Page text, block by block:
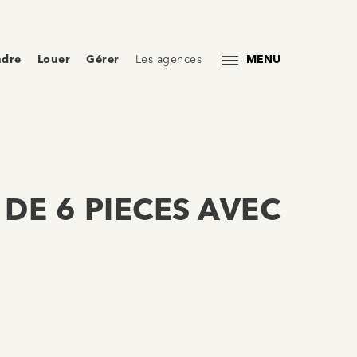
Louer Gérer Les agences MENU
6 PIECES AVEC